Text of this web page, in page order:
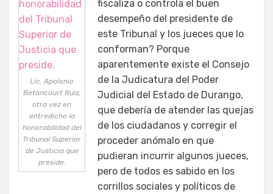
Lic. Apolonio
Betancourt Ruiz,
otra vez en
entredicho la
honorabilidad del
Tribunal Superior
de Justicia que
preside.
fiscaliza o controla el buen
desempeño del presidente de
este Tribunal y los jueces que lo
conforman? Porque
aparentemente existe el Consejo
de la Judicatura del Poder
Judicial del Estado de Durango,
que debería de atender las quejas
de los ciudadanos y corregir el
proceder anómalo en que
pudieran incurrir algunos jueces,
pero de todos es sabido en los
corrillos sociales y políticos de